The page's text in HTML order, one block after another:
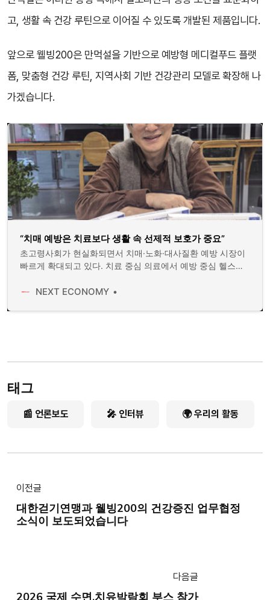
고, 생활 속 건강 루틴으로 이어질 수 있도록 개발된 제품입니다.
앞으로 웰빙200은 만먹설을 기반으로 예방형 메디컬푸드 플랫
폼, 맞춤형 건강 루틴, 지역사회 기반 건강관리 모델로 확장해 나
가겠습니다.
“치매 예방은 치료보다 생활 속 선제적 보호가 중요”
초고령사회가 현실화되면서 치매·노화·대사질환 예방 시장이
빠르게 확대되고 있다. 치료 중심 의료에서 예방 중심 헬스케
물질 ‘설포라판(Sulforaphane)’을 기반으로 한 BT(Bio
NEXT ECONOMY
태그
📰 언론보도 🎤 인터뷰 🌍 우리의 활동
이전글
대한걷기연맹과 웰빙200의 건강증진 업무협정
소식이 보도되었습니다
다음글
2026 국제 수면.치유박람회 부스 참가